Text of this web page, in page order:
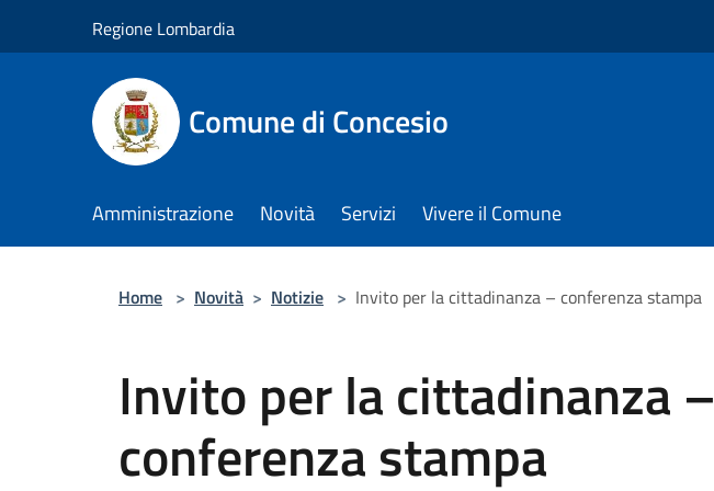
Regione Lombardia
Comune di Concesio
Amministrazione Novità Servizi Vivere il Comune
Home > Novità > Notizie > Invito per la cittadinanza – conferenza stampa
Invito per la cittadinanza –
conferenza stampa